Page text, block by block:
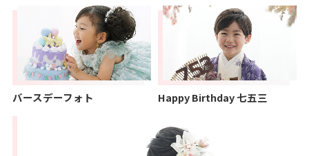
バースデーフォト Happy Birthday 七五三